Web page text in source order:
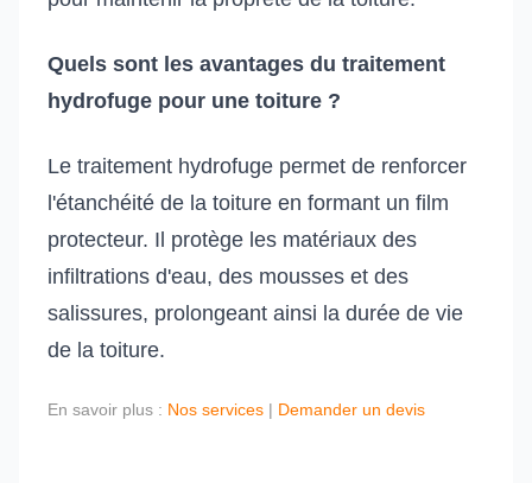
Quels sont les avantages du traitement
hydrofuge pour une toiture ?
Le traitement hydrofuge permet de renforcer
l'étanchéité de la toiture en formant un film
protecteur. Il protège les matériaux des
infiltrations d'eau, des mousses et des
salissures, prolongeant ainsi la durée de vie
de la toiture.
En savoir plus : Nos services | Demander un devis